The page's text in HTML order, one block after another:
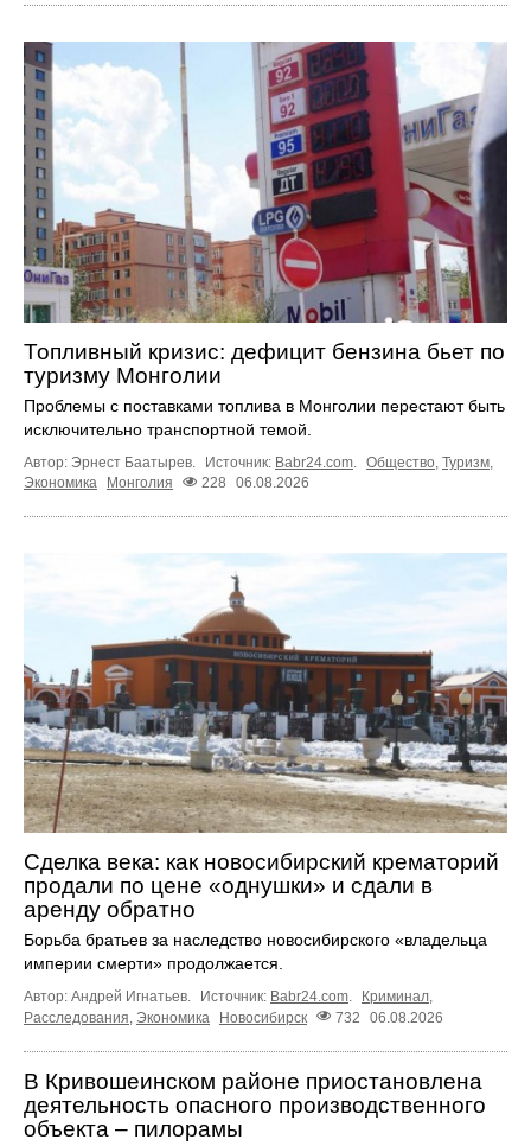
Топливный кризис: дефицит бензина бьет по
туризму Монголии
Проблемы с поставками топлива в Монголии перестают быть
исключительно транспортной темой.
Автор: Эрнест Баатырев. Источник: Babr24.com Общество Туризм
Экономика
Монголия 228 06.08.2026
Сделка века: как новосибирский крематорий
продали по цене «однушки» и сдали в
аренду обратно
Борьба братьев за наследство новосибирского «владельца
империи смерти» продолжается.
Автор: Андрей Игнатьев. Источник: Babr24.com. Криминал,
Расследования Экономика Новосибирск 732 06.08.2026
В Кривошеинском районе приостановлена
деятельность опасного производственного
объекта – пилорамы